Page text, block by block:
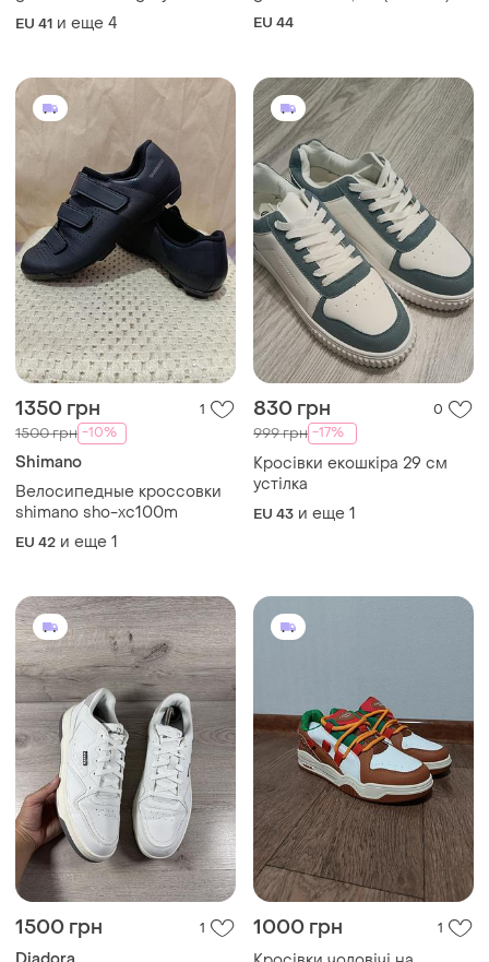
green
EU 41 и еще 4 EU 44
1350 грн 1
1500 грн -10%
Shimano
Велосипедные кроссовки
shimano sho-xc100m
EU 42 и еще 1
830 грн 0
999 грн -17%
Кросівки екошкіра 29 см
устілка
EU 43 и еще 1
1500 грн 1 1000 грн 1